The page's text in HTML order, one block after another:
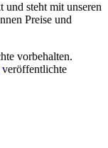
und steht mit unseren
Preise und
vorbehalten.
veröffentlichte